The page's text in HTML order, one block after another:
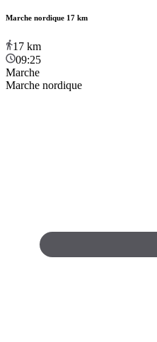
Marche nordique 17 km
17 km
09:25
Marche
Marche nordique